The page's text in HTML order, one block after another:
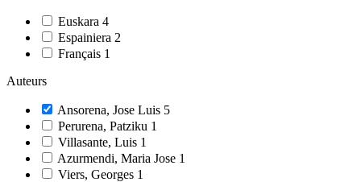
Euskara 4
Espainiera 2
Français 1
Auteurs
Ansorena, Jose Luis 5
Perurena, Patziku 1
Villasante, Luis 1
Azurmendi, Maria Jose 1
Viers, Georges 1